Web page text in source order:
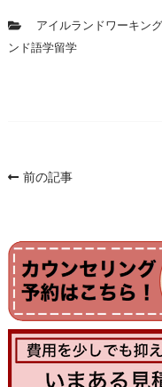
アイルランドワーキン
ンド語学留学
投
ビ
ゲ
ー
シ
ョ
前の記事